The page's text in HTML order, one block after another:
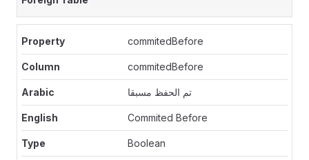
commitedBefore
commitedBefore
تم الحفظ مسبقا
Commited Before
Boolean